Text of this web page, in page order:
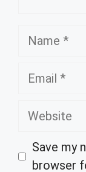
Name
Email
Website
Save my
browser